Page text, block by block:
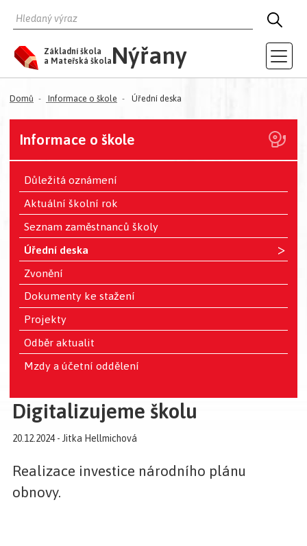
HLEDAT
Základní škola
a Mateřská škola Nýřany
Domů Informace o škole Úřední deska
Informace o škole
Důležitá oznámení
Aktuální školní rok
Seznam zaměstnanců školy
Úřední deska
>
Zvonění
Dokumenty ke stažení
Projekty
Odběr aktualit
Mzdy a účetní oddělení
Digitalizujeme školu
20.12.2024 - Jitka Hellmichová
Realizace investice národního plánu
obnovy.